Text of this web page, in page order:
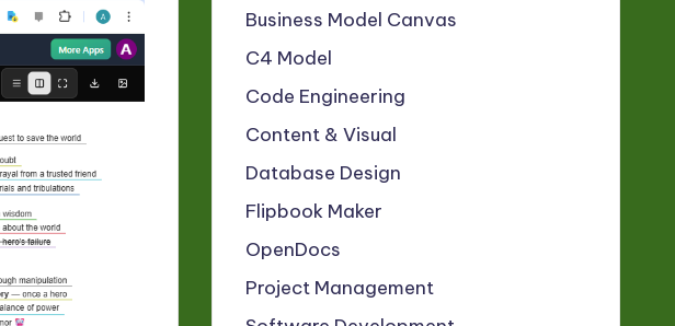
Business Model Canvas
C4 Model
Code Engineering
Content & Visual
Database Design
Flipbook Maker
OpenDocs
Project Management